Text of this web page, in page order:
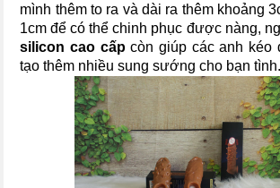
mình thêm to ra và dài ra thêm khoảng
1cm để có thể chinh phục được nàng,
silicon cao cấpcòn giúp các anh kéo
tạo thêm nhiều sung sướng cho bạn tình.